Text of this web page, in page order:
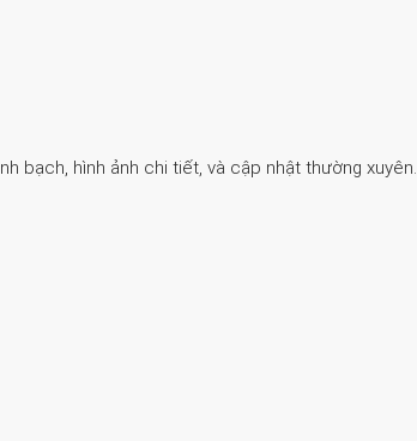
bạch, hình ảnh chi tiết, và cập nhật thường xuyên.